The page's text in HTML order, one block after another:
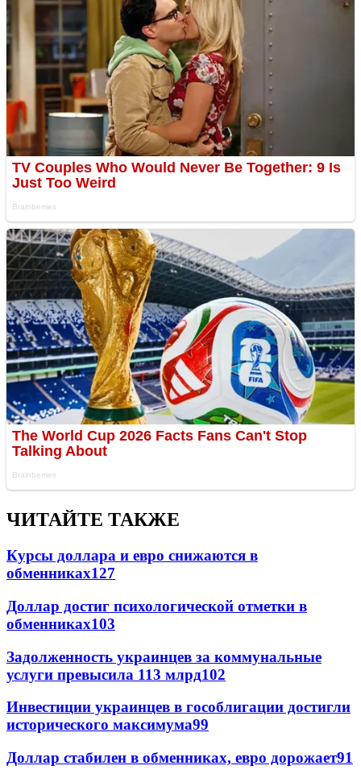
ЧИТАЙТЕ ТАКЖЕ
Курсы доллара и евро снижаются в
обменниках127
Доллар достиг психологической отметки в
обменниках103
Задолженность украинцев за коммунальные
услуги превысила 113 млрд102
Инвестиции украинцев в гособлигации достигли
исторического максимума99
Доллар стабилен в обменниках, евро дорожает91